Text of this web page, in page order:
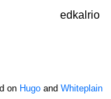
edkalrio
on Hugoand Whiteplain